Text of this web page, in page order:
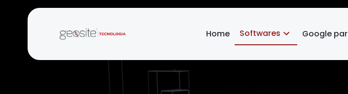
Home Softwares Google